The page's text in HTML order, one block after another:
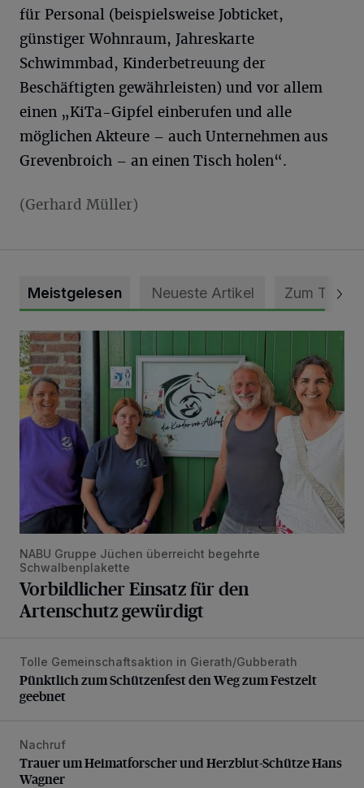
für Personal (beispielsweise Jobticket,
günstiger Wohnraum, Jahreskarte
Schwimmbad, Kinderbetreuung der
Beschäftigten gewährleisten) und vor allem
einen „KiTa-Gipfel einberufen und alle
möglichen Akteure – auch Unternehmen aus
Grevenbroich – an einen Tisch holen“.
(Gerhard Müller)
Meistgelesen Neueste Artikel Zum Thema
Vorbildlicher Einsatz für den Artenschutz gewürdigt
NABU Gruppe Jüchen überreicht begehrte
Schwalbenplakette
Vorbildlicher Einsatz für den
Artenschutz gewürdigt
Pünktlich zum Schützenfest den Weg zum Festzelt
Tolle Gemeinschaftsaktion in Gierath/Gubberath
Pünktlich zum Schützenfest den Weg zum Festzelt
geebnet
Trauer um Heimatforscher und Herzblut-Schütze Hans
Nachruf
Trauer um Heimatforscher und Herzblut-Schütze Hans
Wagner